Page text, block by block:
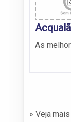
As
» Veja mais